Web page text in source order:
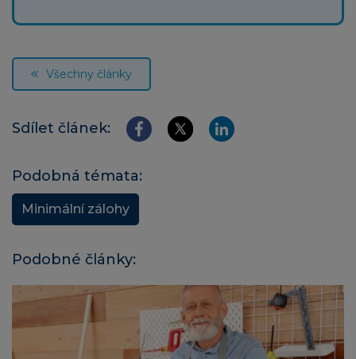
Všechny články
Sdílet článek:
Podobná témata:
Minimální zálohy
Podobné články: